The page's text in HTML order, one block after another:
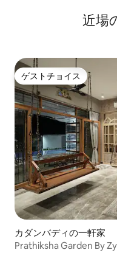
近場
ゲストチョイス
ゲストチョイス
カダンバディの一軒家
Prathiksha Garden By